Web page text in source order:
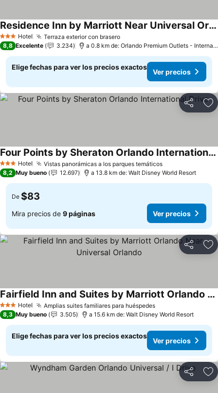
3 Estrellas
Hotel Terraza exterior con brasero
Residence Inn by Marriott Near Universal Orlando
8,8 Excelente 3.234 a 0.8 km de: Orlando Premium Outlets - International Drive
Elige fechas para ver los precios exactos
Ver precios
Compartir
3 Estrellas
Hotel Vistas panorámicas a los parques temáticos
Four Points by Sheraton Orlando International Drive
8,2 Muy bueno 12.697 a 13.8 km de: Walt Disney World Resort
De $83
Mira precios de 9 páginas Ver precios
Compartir
3 Estrellas
Hotel Amplias suites familiares para huéspedes
Fairfield Inn and Suites by Marriott Orlando Near Universal Orlando
8,3 Muy bueno 3.505 a 15.6 km de: Walt Disney World Resort
Elige fechas para ver los precios exactos
Ver precios
Compartir